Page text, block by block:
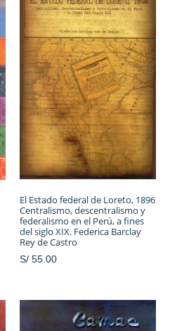
El Estado federal de Loreto, 1896
Centralismo, descentralismo y
federalismo en el Perú, a fines
del siglo XIX. Federica Barclay
Rey de Castro
S/ 55.00